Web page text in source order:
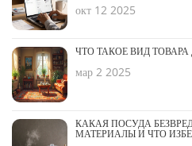
окт 12 2025
ЧТО ТАКОЕ ВИД
мар 2 2025
КАКАЯ ПОСУДА
МАТЕРИАЛЫ И ЧТО